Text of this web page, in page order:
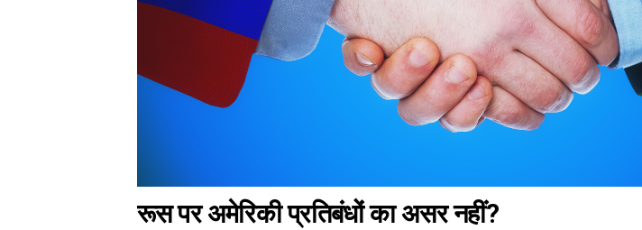
रूस पर अमेरिकी प्रतिबंधों का असर नहीं?